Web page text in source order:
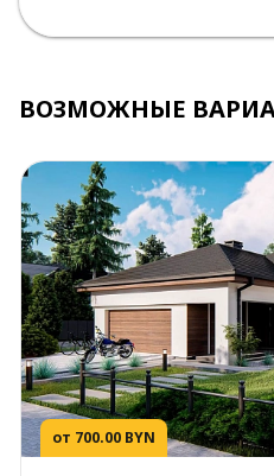
ВОЗМОЖНЫЕ
от 700.00 BYN